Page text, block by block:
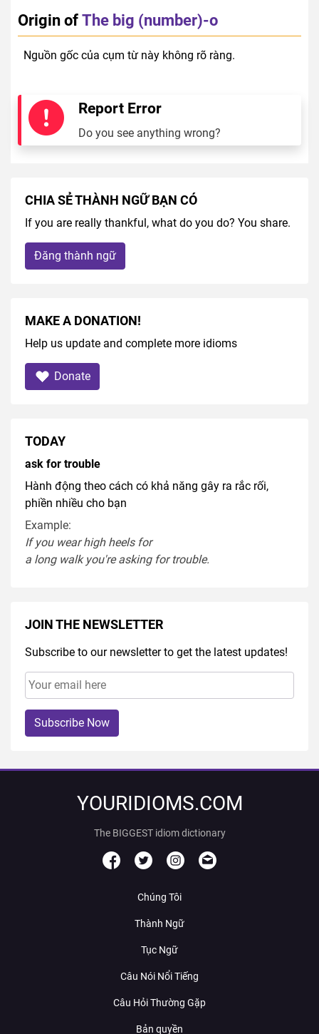
Origin ofThe big (number)-o
Nguồn gốc của cụm từ này không rõ ràng.
Report Error
Do you see anything wrong?
CHIA SẺ THÀNH NGỮ BẠN CÓ
If you are really thankful, what do you do? You share.
Đăng thành ngữ
MAKE A DONATION!
Help us update and complete more idioms
Donate
TODAY
ask for trouble
Hành động theo cách có khả năng gây ra rắc rối,
phiền nhiều cho bạn
Example:
If you wearhigh heelsfor
a long walkyou'reaskingfortrouble.
JOIN THE NEWSLETTER
Subscribe to our newsletter to get the latest updates!
Subscribe Now
YOURIDIOMS.COM
The BIGGEST idiom dictionary
Chúng Tôi
Thành Ngữ
Tục Ngữ
Câu Nói Nổi Tiếng
Câu Hỏi Thường Gặp
Bản quyền